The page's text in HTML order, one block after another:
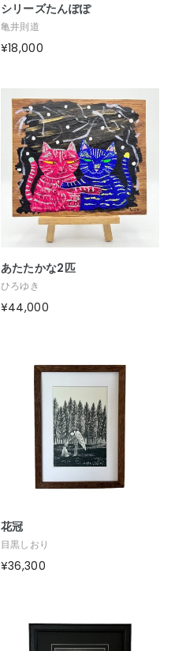
シリーズたんぽぽ
亀井則道
¥18,000
あたたかな2匹
ひろゆき
¥44,000
花冠
目黒しおり
¥36,300